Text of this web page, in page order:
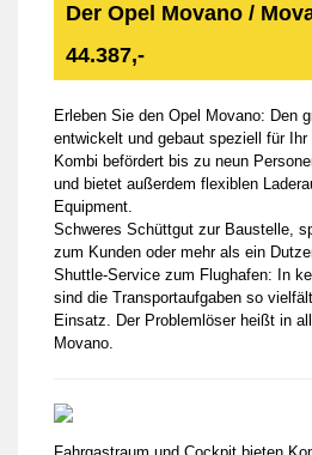
Der Opel Movano /
44.387,-
Erleben Sie den Opel Movano: Den
entwickelt und gebaut speziell für
Kombi befördert bis zu neun
und bietet außerdem flexiblen
Equipment.
Schweres Schüttgut zur Baustelle,
zum Kunden oder mehr als ein
Shuttle-Service zum Flughafen: In
sind die Transportaufgaben so
Einsatz. Der Problemlöser heißt in
Movano.